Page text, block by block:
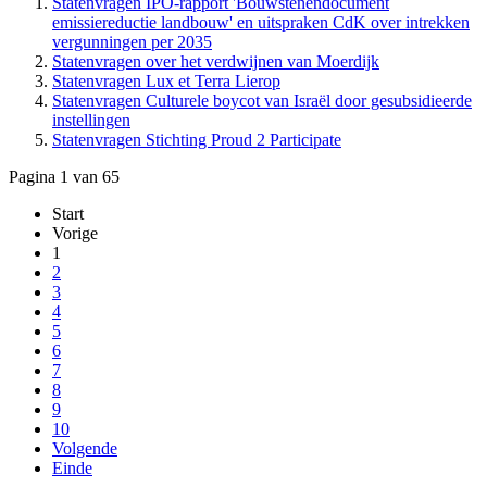
emissiereductie landbouw' en uitspraken CdK over intrekken
vergunningen per 2035
Statenvragen over het verdwijnen van Moerdijk
Statenvragen Lux et Terra Lierop
Statenvragen Culturele boycot van Israël door gesubsidieerde
instellingen
Statenvragen Stichting Proud 2 Participate
Pagina 1 van 65
Start
Vorige
1
2
3
4
5
6
7
8
9
10
Volgende
Einde